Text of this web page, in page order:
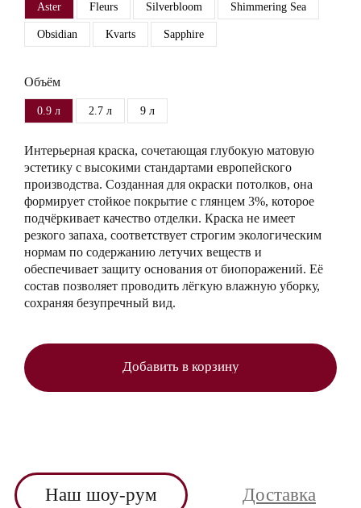
Aster Fleurs Silverbloom Shimmering Sea
Obsidian Kvarts Sapphire
Объём
0.9 л 2.7 л 9 л
Интерьерная краска, сочетающая глубокую матовую
эстетику с высокими стандартами европейского
производства. Созданная для окраски потолков, она
формирует стойкое покрытие с глянцем 3%, которое
подчёркивает качество отделки. Краска не имеет
резкого запаха, соответствует строгим экологическим
нормам по содержанию летучих веществ и
обеспечивает защиту основания от биопоражений. Её
состав позволяет проводить лёгкую влажную уборку,
сохраняя безупречный вид.
Добавить в корзину
Наш шоу-рум Доставка